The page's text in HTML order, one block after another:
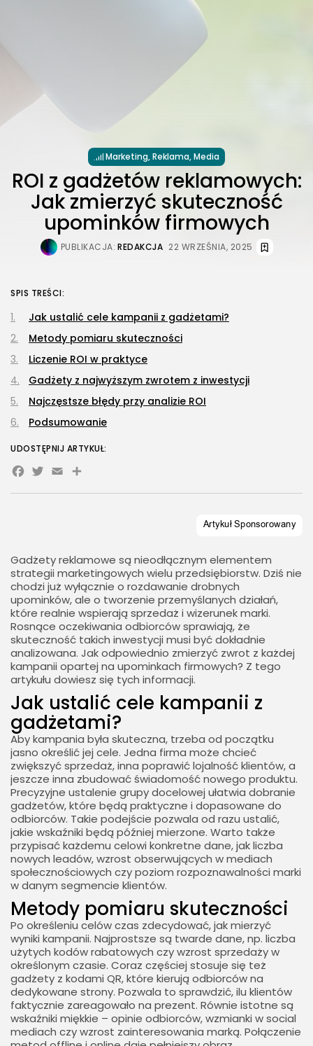
Marketing, Reklama, Media
ROI z gadżetów reklamowych:
Jak zmierzyć skuteczność
upominków firmowych
PUBLIKACJA: REDAKCJA 22 WRZEŚNIA, 2025
Gadżety reklamowe są nieodłącznym elementem
strategii marketingowych wielu przedsiębiorstw. Dziś nie
chodzi już wyłącznie o rozdawanie drobnych
upominków, ale o tworzenie przemyślanych działań,
które realnie wspierają sprzedaż i wizerunek marki.
Rosnące oczekiwania odbiorców sprawiają, że
skuteczność takich inwestycji musi być dokładnie
analizowana. Jak odpowiednio zmierzyć zwrot z każdej
kampanii opartej na upominkach firmowych? Z tego
artykułu dowiesz się tych informacji.
Jak ustalić cele kampanii z
gadżetami?
Aby kampania była skuteczna, trzeba od początku
jasno określić jej cele. Jedna firma może chcieć
zwiększyć sprzedaż, inna poprawić lojalność klientów, a
jeszcze inna zbudować świadomość nowego produktu.
Precyzyjne ustalenie grupy docelowej ułatwia dobranie
gadżetów, które będą praktyczne i dopasowane do
odbiorców. Takie podejście pozwala od razu ustalić,
jakie wskaźniki będą później mierzone. Warto także
przypisać każdemu celowi konkretne dane, jak liczba
nowych leadów, wzrost obserwujących w mediach
społecznościowych czy poziom rozpoznawalności marki
w danym segmencie klientów.
Metody pomiaru skuteczności
Po określeniu celów czas zdecydować, jak mierzyć
wyniki kampanii. Najprostsze są twarde dane, np. liczba
użytych kodów rabatowych czy wzrost sprzedaży w
określonym czasie. Coraz częściej stosuje się też
gadżety z kodami QR, które kierują odbiorców na
dedykowane strony. Pozwala to sprawdzić, ilu klientów
faktycznie zareagowało na prezent. Równie istotne są
wskaźniki miękkie – opinie odbiorców, wzmianki w social
mediach czy wzrost zainteresowania marką. Połączenie
SPIS TREŚCI:
Jak ustalić cele kampanii z gadżetami?
Metody pomiaru skuteczności
Liczenie ROI w praktyce
Gadżety z najwyższym zwrotem z inwestycji
Najczęstsze błędy przy analizie ROI
Podsumowanie
UDOSTĘPNIJ ARTYKUŁ:
Facebook
Twitter
EmailShare